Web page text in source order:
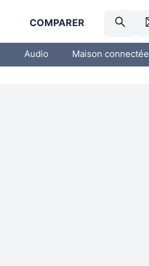
COMPARER
Audio Maison connectée